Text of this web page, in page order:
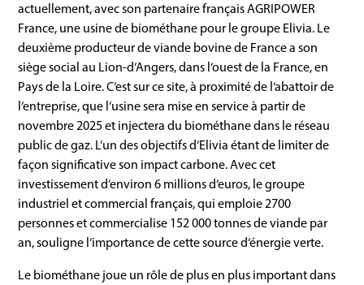
actuellement, avec son partenaire français AGRIPOWER
France, une usine de biométhane pour le groupe Elivia. Le
deuxième producteur de viande bovine de France a son
siège social au Lion-d‘Angers, dans l‘ouest de la France, en
Pays de la Loire. C‘est sur ce site, à proximité de l‘abattoir de
l‘entreprise, que l‘usine sera mise en service à partir de
novembre 2025 et injectera du biométhane dans le réseau
public de gaz. L‘un des objectifs d‘Elivia étant de limiter de
façon significative son impact carbone. Avec cet
investissement d‘environ 6 millions d‘euros, le groupe
industriel et commercial français, qui emploie 2700
personnes et commercialise 152 000 tonnes de viande par
an, souligne l‘importance de cette source d‘énergie verte.
Le biométhane joue un rôle de plus en plus important dans